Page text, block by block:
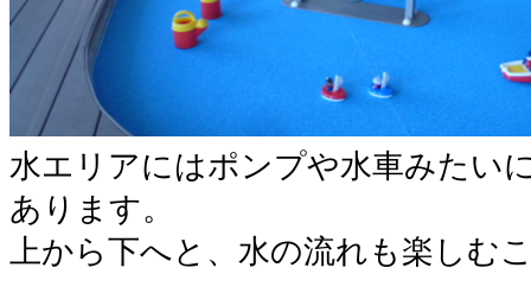
水エリアにはポンプや水車みたい
あります。
上から下へと、水の流れも楽しむ